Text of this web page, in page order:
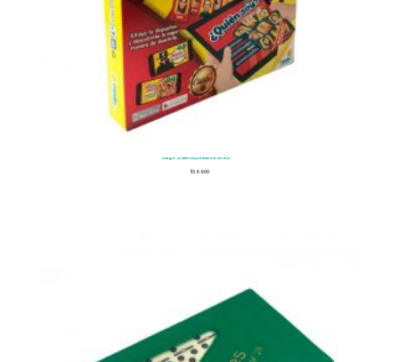
Juego Quién Soy Clásico Ronda
$36.900